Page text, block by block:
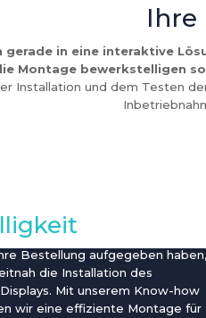
Ihre
gerade in eine interaktive
Montage bewerkstelligen
Installation und dem Testen
Bestellung aufgegeben
die Installation des
Mit unserem Know-how
wir eine effiziente Montage für